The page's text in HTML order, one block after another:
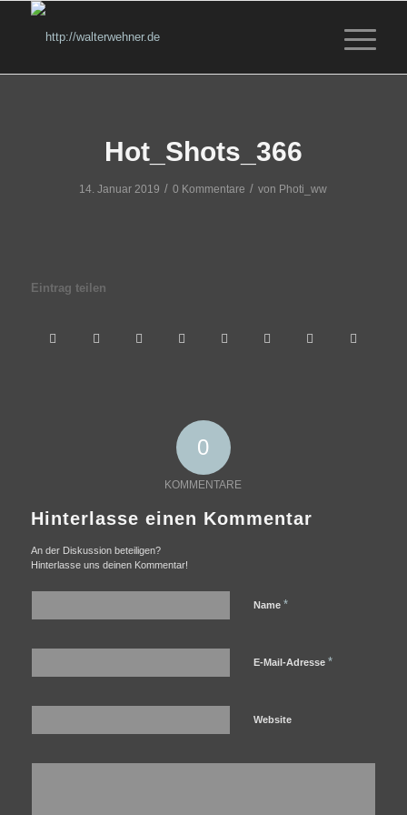
Hot_Shots_366
14. Januar 2019 / 0 Kommentare / von Photi_ww
Eintrag teilen
0
KOMMENTARE
Hinterlasse einen Kommentar
An der Diskussion beteiligen?
Hinterlasse uns deinen Kommentar!
Name *
E-Mail-Adresse *
Website